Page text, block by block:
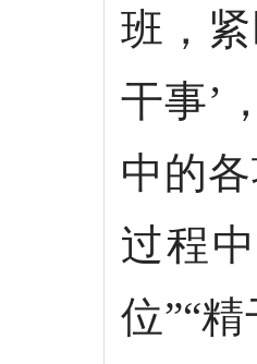
班，
干事’
中的
过程
位”“